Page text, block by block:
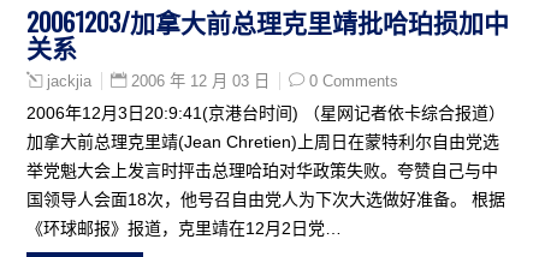
20061203/加拿大前总理克里靖批哈珀损加中
关系
jackjia 2006 年 12 月 03 日 0 Comments
2006年12月3日20:9:41(京港台时间) （星网记者依卡综合报道）
加拿大前总理克里靖(Jean Chretien)上周日在蒙特利尔自由党选
举党魁大会上发言时抨击总理哈珀对华政策失败。夸赞自己与中
国领导人会面18次，他号召自由党人为下次大选做好准备。 根据
《环球邮报》报道，克里靖在12月2日党…